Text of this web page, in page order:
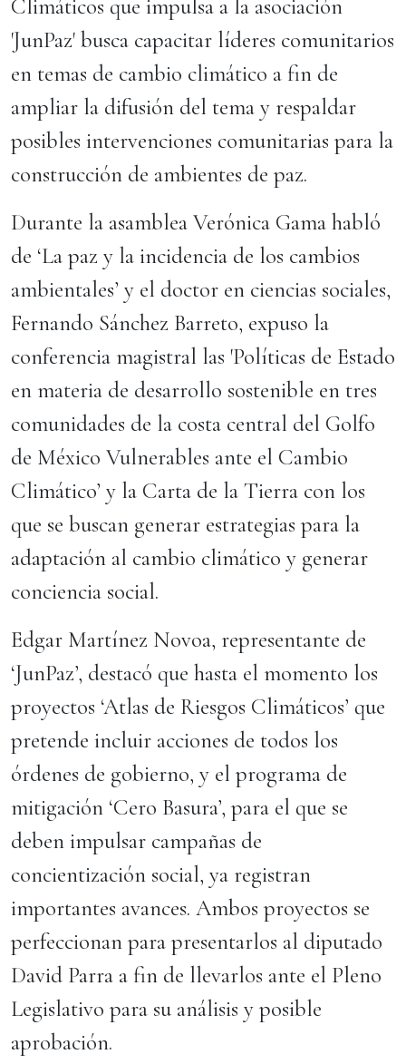
Climáticos que impulsa a la asociación
'JunPaz' busca capacitar líderes comunitarios
en temas de cambio climático a fin de
ampliar la difusión del tema y respaldar
posibles intervenciones comunitarias para la
construcción de ambientes de paz.
Durante la asamblea Verónica Gama habló
de ‘La paz y la incidencia de los cambios
ambientales’ y el doctor en ciencias sociales,
Fernando Sánchez Barreto, expuso la
conferencia magistral las 'Políticas de Estado
en materia de desarrollo sostenible en tres
comunidades de la costa central del Golfo
de México Vulnerables ante el Cambio
Climático’ y la Carta de la Tierra con los
que se buscan generar estrategias para la
adaptación al cambio climático y generar
conciencia social.
Edgar Martínez Novoa, representante de
‘JunPaz’, destacó que hasta el momento los
proyectos ‘Atlas de Riesgos Climáticos’ que
pretende incluir acciones de todos los
órdenes de gobierno, y el programa de
mitigación ‘Cero Basura’, para el que se
deben impulsar campañas de
concientización social, ya registran
importantes avances. Ambos proyectos se
perfeccionan para presentarlos al diputado
David Parra a fin de llevarlos ante el Pleno
Legislativo para su análisis y posible
aprobación.